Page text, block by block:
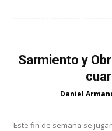
Sarmiento y
Daniel
Este fin de semana se